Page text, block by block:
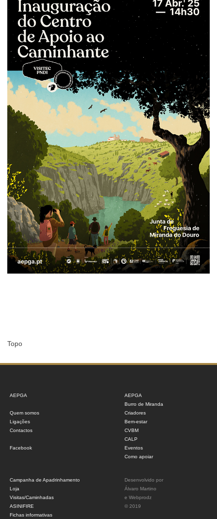
Topo
AEPGA
Quem somos
Ligações
Contactos
Facebook
AEPGA
Burro de Miranda
Criadores
Bem-estar
CVBM
CALP
Eventos
Como apoiar
Campanha de Apadrinhamento
Loja
Visitas/Caminhadas
ASINIFIRE
Fichas informativas
Desenvolvido por
Álvaro Martino
e Webprodz
© 2019